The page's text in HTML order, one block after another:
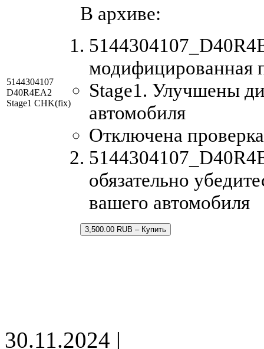
5144304107
D40R4EA2
Stage1 CHK(fix)
В архиве:
модифицированная
Stage1. Улучшены
автомобиля
Отключена
обязательно
вашего автомобиля
3,500.00 RUB – Купить
30.11.2024 |